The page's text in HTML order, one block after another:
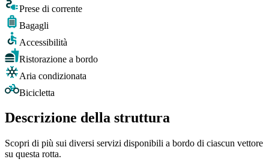
Prese di corrente
Bagagli
Accessibilità
Ristorazione a bordo
Aria condizionata
Bicicletta
Descrizione della struttura
Scopri di più sui diversi servizi disponibili a bordo di ciascun vettore
su questa rotta.